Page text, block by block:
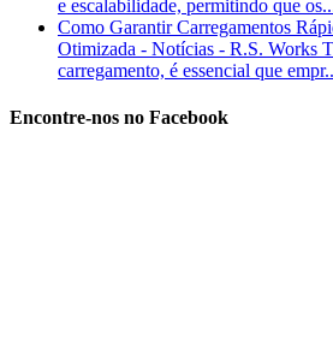
e escalabilidade, permitindo que
Como Garantir Carregamentos
Otimizada - Notícias - R.S. Works
carregamento, é essencial que
Encontre-nos no Facebook